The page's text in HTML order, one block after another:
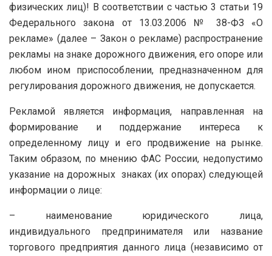
физических лиц)! В соответствии с частью 3 статьи 19
Федерального закона от 13.03.2006 № 38-ФЗ «О
рекламе» (далее – Закон о рекламе) распространение
рекламы на знаке дорожного движения, его опоре или
любом ином приспособлении, предназначенном для
регулирования дорожного движения, не допускается.
Рекламой является информация, направленная на
формирование и поддержание интереса к
определенному лицу и его продвижение на рынке.
Таким образом, по мнению ФАС России, недопустимо
указание на дорожных знаках (их опорах) следующей
информации о лице:
– наименование юридического лица,
индивидуального предпринимателя или название
торгового предприятия данного лица (независимо от